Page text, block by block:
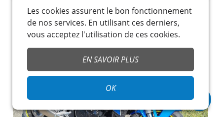
Les cookies assurent le bon fonctionnement
de nos services. En utilisant ces derniers,
vous acceptez l'utilisation de ces cookies.
EN SAVOIR PLUS
OK